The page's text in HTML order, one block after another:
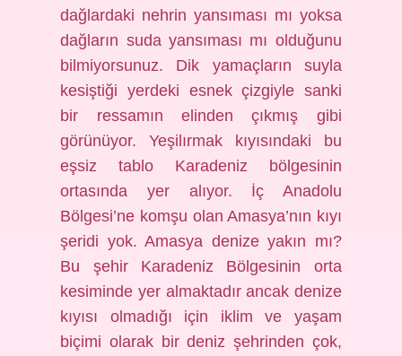
dağlardaki nehrin yansıması mı yoksa
dağların suda yansıması mı olduğunu
bilmiyorsunuz. Dik yamaçların suyla
kesiştiği yerdeki esnek çizgiyle sanki
bir ressamın elinden çıkmış gibi
görünüyor. Yeşilırmak kıyısındaki bu
eşsiz tablo Karadeniz bölgesinin
ortasında yer alıyor. İç Anadolu
Bölgesi’ne komşu olan Amasya’nın kıyı
şeridi yok. Amasya denize yakın mı?
Bu şehir Karadeniz Bölgesinin orta
kesiminde yer almaktadır ancak denize
kıyısı olmadığı için iklim ve yaşam
biçimi olarak bir deniz şehrinden çok,